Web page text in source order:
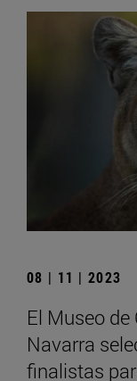
08 | 11 | 2023
El Museo
Navarra
finalistas